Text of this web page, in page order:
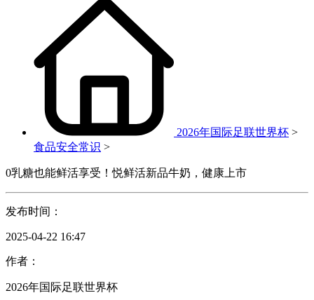
2026年国际足联世界杯 >
食品安全常识 >
0乳糖也能鲜活享受！悦鲜活新品牛奶，健康上市
发布时间：
2025-04-22 16:47
作者：
2026年国际足联世界杯